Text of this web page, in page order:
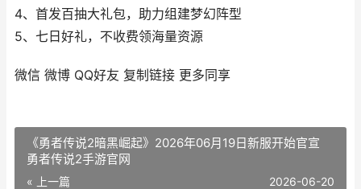
4、首发百抽大礼包，助力组建梦幻阵型
5、七日好礼，不收费领海量资源
微信 微博 QQ好友 复制链接 更多同享
《勇者传说2暗黑崛起》2026年06月19日新服开始官宣
勇者传说2手游官网
« 上一篇 2026-06-20